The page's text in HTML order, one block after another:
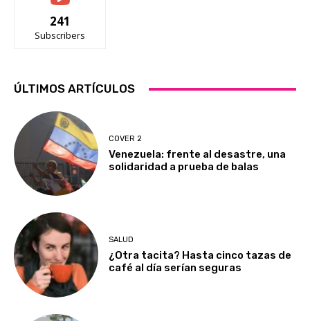
241
Subscribers
ÚLTIMOS ARTÍCULOS
COVER 2
Venezuela: frente al desastre, una
solidaridad a prueba de balas
SALUD
¿Otra tacita? Hasta cinco tazas de
café al día serían seguras